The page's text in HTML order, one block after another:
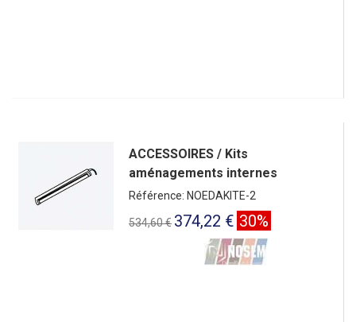
ACCESSOIRES / Kits
aménagements internes
Référence: NOEDAKITE-2
534,60 € 374,22 € 30%